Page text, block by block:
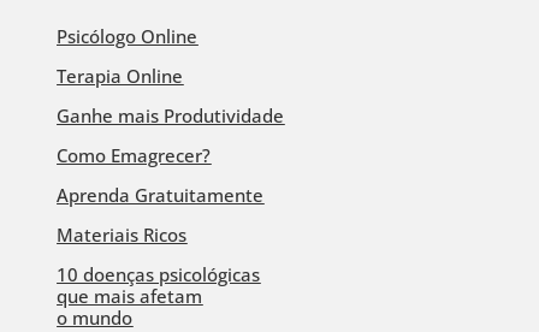
Psicólogo Online
Terapia Online
Ganhe mais Produtividade
Como Emagrecer?
Aprenda Gratuitamente
Materiais Ricos
10 doenças psicológicas
que mais afetam
o mundo